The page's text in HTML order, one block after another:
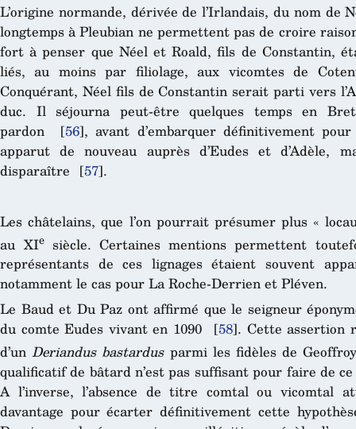
L’origine normande, dérivée de l’Irlandais, du nom de
longtemps à Pleubian ne permettent pas de croire
fort à penser que Néel et Roald, fils de Constantin,
liés, au moins par filiolage, aux vicomtes de
Conquérant, Néel fils de Constantin serait parti vers
duc. Il séjourna peut-être quelques temps en
pardon
[56], avant d’embarquer définitivement
apparut de nouveau auprès d’Eudes et
disparaître [57].
Les châtelains, que l’on pourrait présumer plus «
au XIe siècle. Certaines mentions permettent
représentants de ces lignages étaient souvent
notamment le cas pour La Roche-Derrien et Pléven.
Le Baud et Du Paz ont affirmé que le seigneur
du comte Eudes vivant en 1090
[58]. Cette assertion
d’unDeriandus bastardusparmi les fidèles de
qualificatif de bâtard n’est pas suffisant pour faire de
A l’inverse, l’absence de titre comtal ou vicomtal
davantage pour écarter définitivement cette